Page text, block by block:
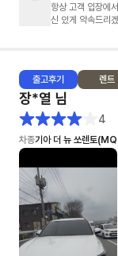
항상 고객 입장에서 먼저 생각하겠
신 있게 약속드리
출고후기 렌트
장*열 님
4
차종기아 더 뉴 쏘렌토